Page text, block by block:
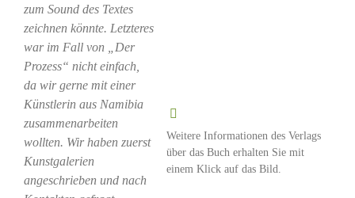
Weitere Informationen des Verlags
über das Buch erhalten Sie mit
einem Klick auf das Bild.
zum Sound des Textes
zeichnen könnte. Letzteres
war im Fall von „Der
Prozess“ nicht einfach,
da wir gerne mit einer
Künstlerin aus Namibia
zusammenarbeiten
wollten. Wir haben zuerst
Kunstgalerien
angeschrieben und nach